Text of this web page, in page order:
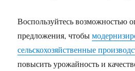
Воспользуйтесь возможностью
предложения, чтобы
сельскохозяйственные
повысить урожайность и